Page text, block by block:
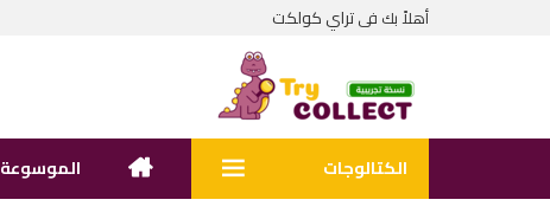
أهلاً بك فىتراي كولكت
الكتالوجات الموسوعة